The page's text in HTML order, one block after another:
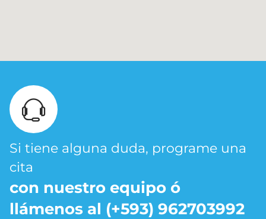
Si tiene alguna duda, programe una
cita
con nuestro equipo ó
llámenos al (+593) 962703992